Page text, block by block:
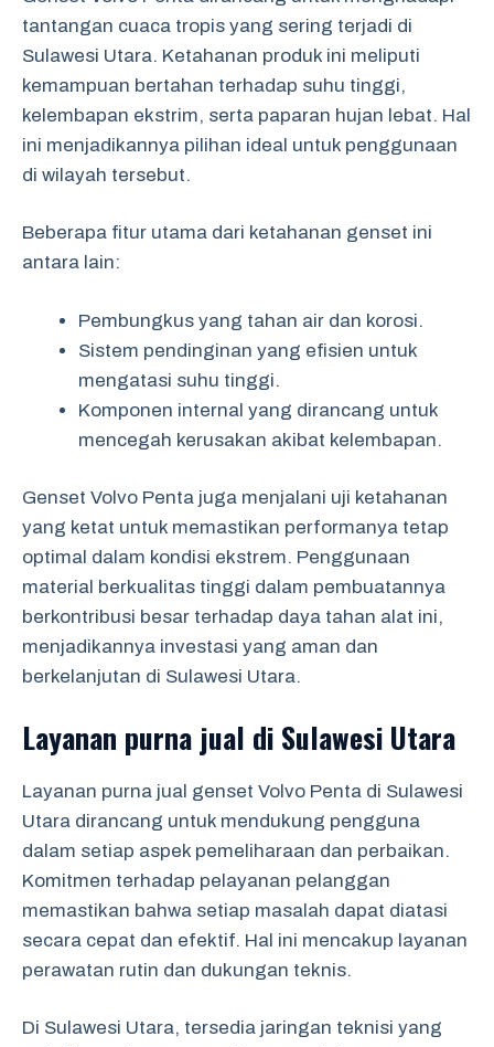
tantangan cuaca tropis yang sering terjadi di
Sulawesi Utara. Ketahanan produk ini meliputi
kemampuan bertahan terhadap suhu tinggi,
kelembapan ekstrim, serta paparan hujan lebat. Hal
ini menjadikannya pilihan ideal untuk penggunaan
di wilayah tersebut.
Beberapa fitur utama dari ketahanan genset ini
antara lain:
Pembungkus yang tahan air dan korosi.
Sistem pendinginan yang efisien untuk
mengatasi suhu tinggi.
Komponen internal yang dirancang untuk
mencegah kerusakan akibat kelembapan.
Genset Volvo Penta juga menjalani uji ketahanan
yang ketat untuk memastikan performanya tetap
optimal dalam kondisi ekstrem. Penggunaan
material berkualitas tinggi dalam pembuatannya
berkontribusi besar terhadap daya tahan alat ini,
menjadikannya investasi yang aman dan
berkelanjutan di Sulawesi Utara.
Layanan purna jual di Sulawesi Utara
Layanan purna jual genset Volvo Penta di Sulawesi
Utara dirancang untuk mendukung pengguna
dalam setiap aspek pemeliharaan dan perbaikan.
Komitmen terhadap pelayanan pelanggan
memastikan bahwa setiap masalah dapat diatasi
secara cepat dan efektif. Hal ini mencakup layanan
perawatan rutin dan dukungan teknis.
Di Sulawesi Utara, tersedia jaringan teknisi yang